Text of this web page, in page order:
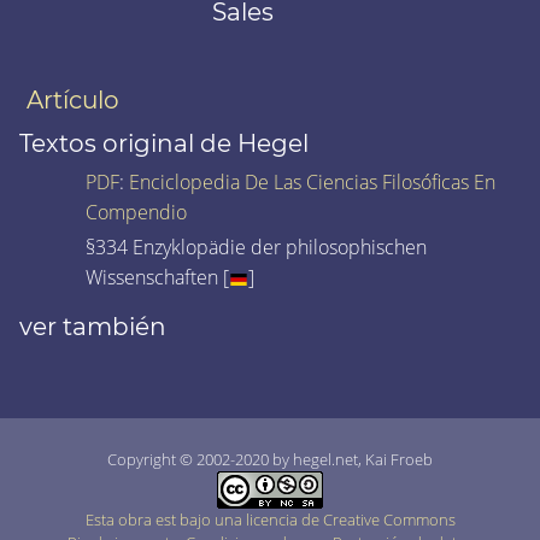
Sales
Artículo
Textos original de Hegel
PDF: Enciclopedia De Las Ciencias Filosóficas En
Compendio
§334 Enzyklopädie der philosophischen
Wissenschaften [
]
ver también
Copyright © 2002-2020 by hegel.net, Kai Froeb
Esta obra est bajo una licencia de Creative Commons